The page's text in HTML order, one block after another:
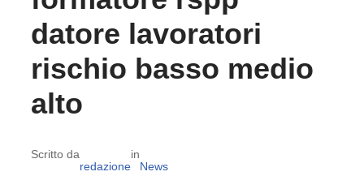
datore lavoratori
rischio basso medio
alto
Scritto da
redazione
in
News